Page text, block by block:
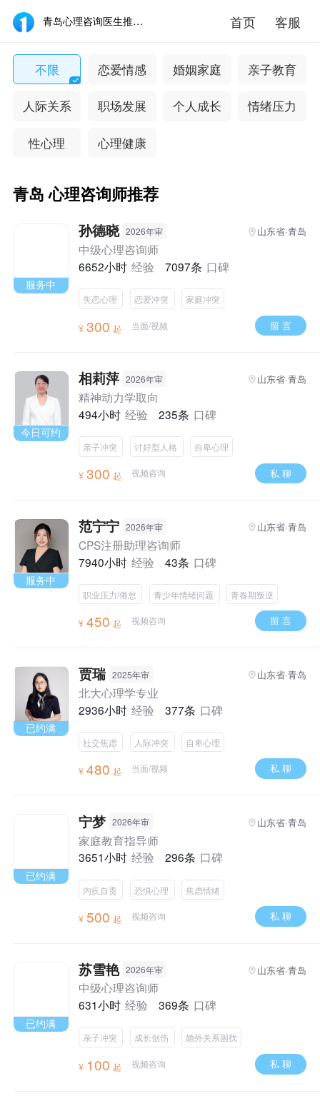
青岛心理咨询医生推荐_青岛心理咨询专家哪个好-壹点灵 首页 客服
不限 恋爱情感 婚姻家庭 亲子教育
人际关系 职场发展 个人成长 情绪压力
性心理 心理健康
青岛 心理咨询师推荐
服务中
孙德晓 2026年审 山东省·青岛
中级心理咨询师
6652小时 经验 7097条 口碑
失恋心理 恋爱冲突 家庭冲突
¥ 300 起 当面/视频 留 言
今日可约
相莉萍 2026年审 山东省·青岛
精神动力学取向
494小时 经验 235条 口碑
亲子冲突 讨好型人格 自卑心理
¥ 300 起 视频咨询 私 聊
服务中
范宁宁 2026年审 山东省·青岛
CPS注册助理咨询师
7940小时 经验 43条 口碑
职业压力/倦怠 青少年情绪问题 青春期叛逆
¥ 450 起 视频咨询 留 言
已约满
贾瑞 2025年审 山东省·青岛
北大心理学专业
2936小时 经验 377条 口碑
社交焦虑 人际冲突 自卑心理
¥ 480 起 当面/视频 私 聊
已约满
宁梦 2026年审 山东省·青岛
家庭教育指导师
3651小时 经验 296条 口碑
内疚自责 恐惧心理 焦虑情绪
¥ 500 起 视频咨询 私 聊
已约满
苏雪艳 2026年审 山东省·青岛
中级心理咨询师
631小时 经验 369条 口碑
亲子冲突 成长创伤 婚外关系困扰
¥ 100 起 视频咨询 私 聊